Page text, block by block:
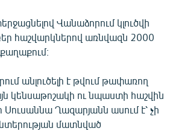
Վանաձորում կլուծվի
հաշվարկներով առնվազն 2000
անլուծելի է թվում թափառող
կենսաթոշակի ու նպաստի հաշվին
Ղազարյանն ասում է՝ չի
մատնված